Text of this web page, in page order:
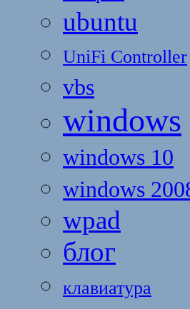
ubuntu
UniFi Controller
vbs
windows
windows 10
windows
wpad
блог
клавиатура